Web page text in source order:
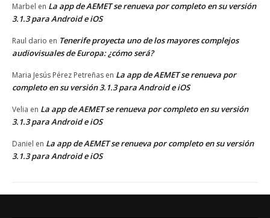
Marbel en La app de AEMET se renueva por completo en su versión
3.1.3 para Android e iOS
Raul dario en Tenerife proyecta uno de los mayores complejos
audiovisuales de Europa: ¿cómo será?
Maria Jesús Pérez Petreñas en La app de AEMET se renueva por
completo en su versión 3.1.3 para Android e iOS
Velia en La app de AEMET se renueva por completo en su versión
3.1.3 para Android e iOS
Daniel en La app de AEMET se renueva por completo en su versión
3.1.3 para Android e iOS